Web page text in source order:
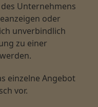
Unternehmens
oder
unverbindlich
zu einer
einzelne Angebot
vor.